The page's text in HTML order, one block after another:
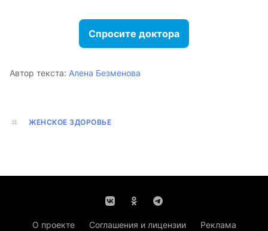
Спросите доктора
Автор текста: Алена Безменова
ЖЕНСКОЕ ЗДОРОВЬЕ
О проекте Соглашения и лицензии
Реклама